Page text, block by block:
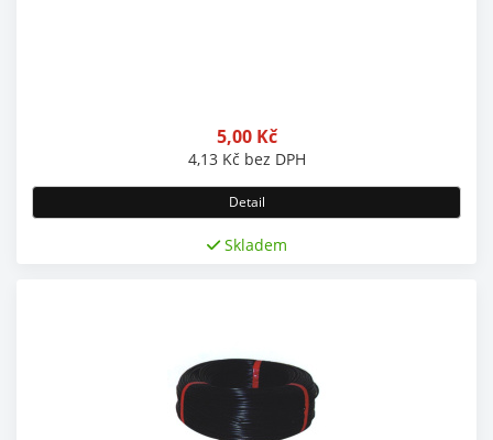
5,00 Kč
4,13 Kč bez DPH
Detail
Skladem